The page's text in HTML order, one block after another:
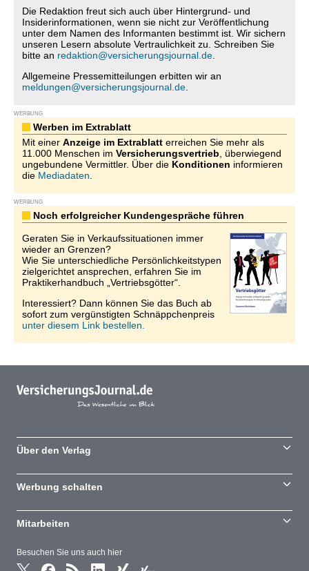
Die Redaktion freut sich auch über Hintergrund- und
Insiderinformationen, wenn sie nicht zur Veröffentlichung
unter dem Namen des Informanten bestimmt ist. Wir sichern
unseren Lesern absolute Vertraulichkeit zu. Schreiben Sie
bitte an redaktion@versicherungsjournal.de
Allgemeine Pressemitteilungen erbitten wir an
meldungen@versicherungsjournal.de
WERBUNG
Werben im Extrablatt
Mit einer Anzeige im Extrablatt erreichen Sie mehr als
11.000 Menschen im Versicherungsvertrieb , überwiegend
ungebundene Vermittler. Über die Konditionen informieren
die Mediadaten
WERBUNG
Noch erfolgreicher Kundengespräche führen
Geraten Sie in Verkaufssituationen immer
wieder an Grenzen?
Wie Sie unterschiedliche Persönlichkeitstypen
zielgerichtet ansprechen, erfahren Sie im
Praktikerhandbuch „Vertriebsgötter“.
Interessiert? Dann können Sie das Buch ab
sofort zum vergünstigten Schnäppchenpreis
unter diesem Link bestellen.
Besuchen Sie uns auch hier
Über den Verlag
Werbung schalten
Mitarbeiten